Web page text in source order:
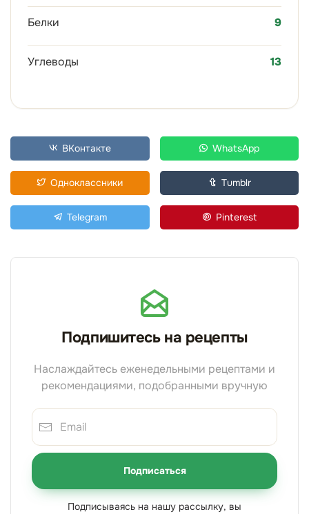
Белки 9
Углеводы 13
ВКонтакте WhatsApp
Одноклассники Tumblr
Telegram Pinterest
Подпишитесь на рецепты
Наслаждайтесь еженедельными рецептами и
рекомендациями, подобранными вручную
Подписаться
Подписываясь на нашу рассылку, вы